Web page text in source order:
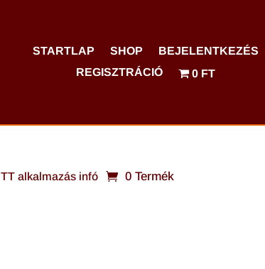
STARTLAP SHOP
BEJELENTKEZÉS
REGISZTRÁCIÓ
0 FT
TT alkalmazás infó 0 Termék